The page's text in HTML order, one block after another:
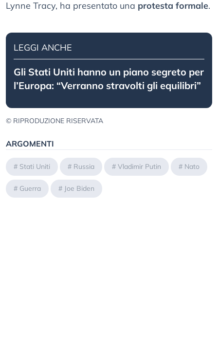
Lynne Tracy, ha presentato una protesta formale.
LEGGI ANCHE
Gli Stati Uniti hanno un piano segreto per
l’Europa: “Verranno stravolti gli equilibri”
© RIPRODUZIONE RISERVATA
ARGOMENTI
# Stati Uniti # Russia # Vladimir Putin # Nato
# Guerra # Joe Biden